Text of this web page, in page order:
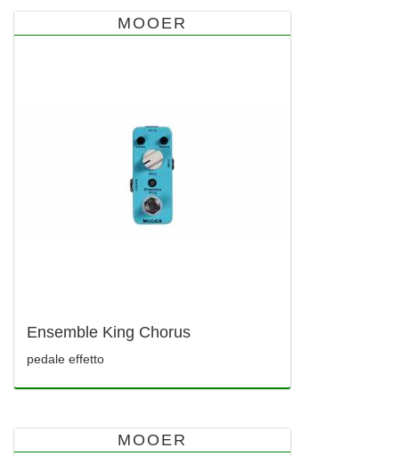
MOOER
Ensemble King Chorus
pedale effetto
MOOER